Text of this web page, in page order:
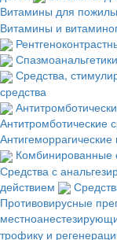
Витамины для
Витамины и
Спазмоанальгетики
Средства,
средства
Антитромботические
Антигеморрагические
Комбинированные
Средства с
действием
Противовирусные
трофику и